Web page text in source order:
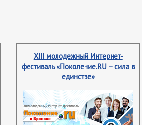
XIII молодежный Интернет-
фестиваль «Поколение.RU – сила в
единстве»